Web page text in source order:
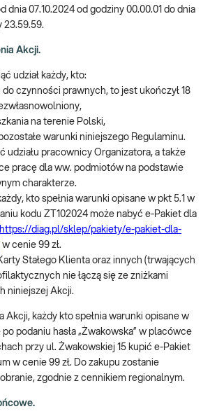
dnia 07.10.2024 od godziny 00.00.01 do dnia
23.59.59.
Akcji.
udział każdy, kto:
do czynności prawnych, to jest ukończył 18
na terenie Polski,
warunki niniejszego Regulaminu.
udziału pracownicy Organizatora, a także
pracę dla ww. podmiotów na podstawie
charakterze.
kto spełnia warunki opisane w pkt 5.1 w
kodu ZT102024 może nabyć e-Pakiet dla
https://diag.pl/sklep/pakiety/e-pakiet-dla-
w cenie 99 zł.
Stałego Klienta oraz innych (trwających
nie łączą się ze zniżkami
niniejszej Akcji.
Akcji, każdy kto spełnia warunki opisane w
podaniu hasła „Żwakowska” w placówce
przy ul. Żwakowskiej 15 kupić e-Pakiet
w cenie 99 zł. Do zakupu zostanie
zgodnie z cennikiem regionalnym.